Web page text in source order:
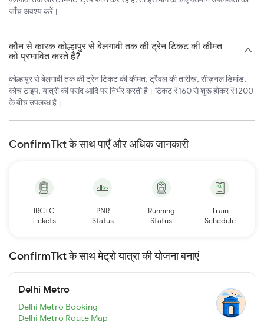
जाँच अवश्य करें।
कौन से कारक कोल्हापुर से बेलगावी तक की ट्रेन टिकट की कीमत
को प्रभावित करते हैं?
कोल्हापुर से बेलगावी तक की ट्रेन टिकट की कीमत, ट्रैवल की तारीख, सीज़नल डिमांड,
कोच टाइप, यात्री की पसंद आदि पर निर्भर करती है। टिकट ₹160 से शुरू होकर ₹1200
के बीच उपलब्ध है।
ConfirmTkt के साथ पाएँ और अधिक जानकारी
IRCTC
Tickets
PNR
Status
Running
Status
Train
Schedule
ConfirmTkt के साथ मेट्रो यात्रा की योजना बनाएं
Delhi Metro
Delhi Metro Booking
Delhi Metro Route Map